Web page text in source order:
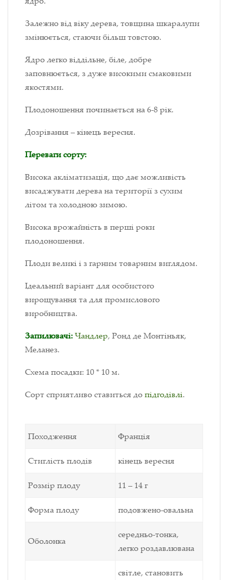
Залежно від віку дерева, товщина шкаралупи
змінюється, стаючи більш товстою.
Ядро легко віддільне, біле, добре
заповнюється, з дуже високими смаковими
якостями.
Плодоношення починається на 6-8 рік.
Дозрівання – кінець вересня.
Переваги сорту:
Висока акліматизація, що дає можливість
висаджувати дерева на території з сухим
літом та холодною зимою.
Висока врожайність в перші роки
плодоношення.
Плоди великі і з гарним товарним виглядом.
Ідеальний варіант для особистого
вирощування та для промислового
виробництва.
Запилювачі:Чандлер, Ронд де Монтіньяк,
Меланез.
Схема посадки: 10 * 10 м.
Сорт сприятливо ставиться допідгодівлі.
Походження Франція
Стиглість плодів кінець вересня
Розмір плоду 11 – 14 г
Форма плоду подовжено-овальна
Оболонка
середньо-тонка,
легко роздавлювана
світле, становить